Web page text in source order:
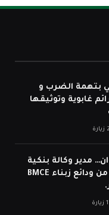
بتهمة الضرب و
غابوية وتوثيقها
زيارة
مدير وكالة بنكية
يختلس المليارات من ودائع زبناء BMCE
زيارة